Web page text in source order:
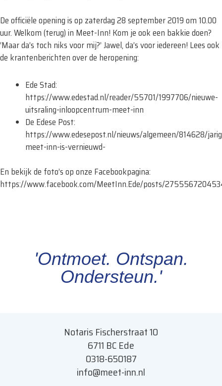
De officiële opening is op zaterdag 28 september 2019 om 10.00
uur. Welkom (terug) in Meet-Inn! Kom je ook een bakkie doen?
‘Maar da’s toch niks voor mij?’ Jawel, da’s voor iedereen! Lees ook
de krantenberichten over de heropening:
Ede Stad:
https://www.edestad.nl/reader/55701/1997706/nieuwe-
uitsraling-inloopcentrum-meet-inn
De Edese Post:
https://www.edesepost.nl/nieuws/algemeen/814628/
meet-inn-is-vernieuwd-
En bekijk de foto’s op onze Facebookpagina:
https://www.facebook.com/MeetInn.Ede/posts/
'Ontmoet. Ontspan.
Ondersteun.'
Notaris Fischerstraat 10
6711 BC Ede
0318-650187
info@meet-inn.nl